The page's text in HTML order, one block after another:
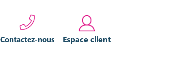
Contactez-nous Espace client